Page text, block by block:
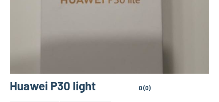
Huawei P30 light 0 (0)